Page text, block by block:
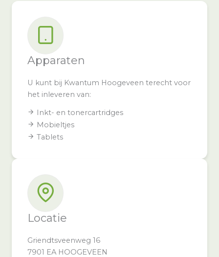
Apparaten
U kunt bij Kwantum Hoogeveen terecht voor
het inleveren van:
Inkt- en tonercartridges
Mobieltjes
Tablets
Locatie
Griendtsveenweg 16
7901 EA HOOGEVEEN